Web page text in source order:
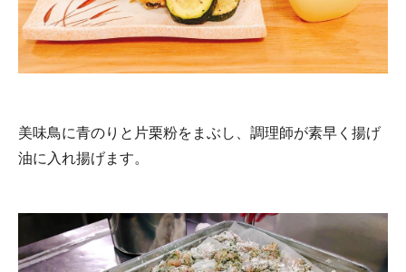
美味鳥に青のりと片栗粉をまぶし、調理師が素早く揚げ
油に入れ揚げます。